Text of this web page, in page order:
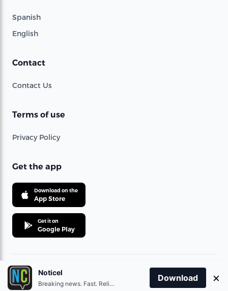
Spanish
English
Contact
Contact Us
Terms of use
Privacy Policy
Get the app
Download on the
App Store
Get it on
Google Play
© 2021 360 Telecom Corporation. All rights reserved.
Noticel
Breaking news. Fast. Reliable.
Download ×